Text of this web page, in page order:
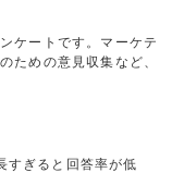
ケートです。マーケテ
ための意見収集など、
ぎると回答率が低